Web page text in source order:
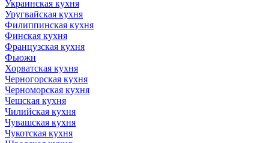
Украинская кухня
Уругвайская кухня
Филиппинская кухня
Финская кухня
Французская кухня
Фьюжн
Хорватская кухня
Черногорская кухня
Черноморская кухня
Чешская кухня
Чилийская кухня
Чувашская кухня
Чукотская кухня